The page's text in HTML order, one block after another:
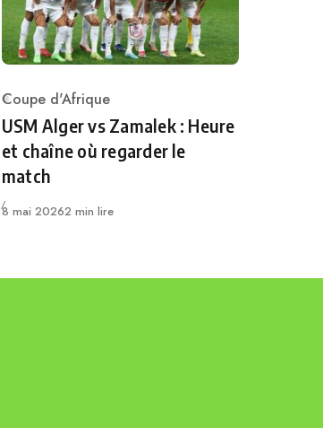
Category
Coupe d'Afrique
USM Alger vs Zamalek : Heure
et chaîne où regarder le
match
Publié
8 mai 20262 min lire